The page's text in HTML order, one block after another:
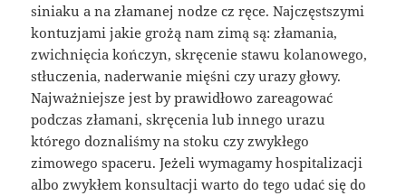
siniaku a na złamanej nodze cz ręce. Najczęstszymi
kontuzjami jakie grożą nam zimą są: złamania,
zwichnięcia kończyn, skręcenie stawu kolanowego,
stłuczenia, naderwanie mięśni czy urazy głowy.
Najważniejsze jest by prawidłowo zareagować
podczas złamani, skręcenia lub innego urazu
którego doznaliśmy na stoku czy zwykłego
zimowego spaceru. Jeżeli wymagamy hospitalizacji
albo zwykłem konsultacji warto do tego udać się do